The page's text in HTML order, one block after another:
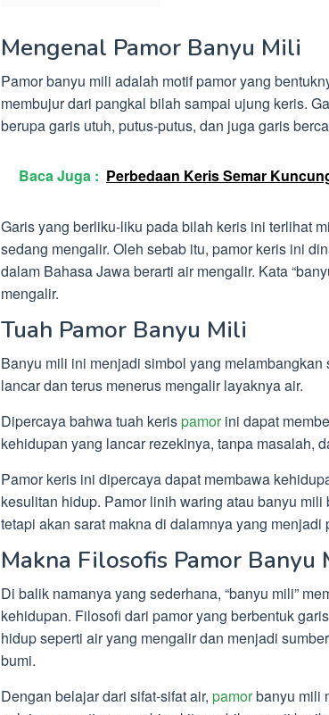
Mengenal Pamor Banyu Mili
Pamor banyu mili adalah motif pamor yang
membujur dari pangkal bilah sampai ujung keris.
berupa garis utuh, putus-putus, dan juga garis
Baca Juga : Perbedaan Keris Semar
Garis yang berliku-liku pada bilah keris ini terlihat
sedang mengalir. Oleh sebab itu, pamor keris ini
dalam Bahasa Jawa berarti air mengalir. Kata
mengalir.
Tuah Pamor Banyu Mili
Banyu mili ini menjadi simbol yang
lancar dan terus menerus mengalir layaknya air.
Dipercaya bahwa tuah kerispamorini dapat
kehidupan yang lancar rezekinya, tanpa masalah,
Pamor keris ini dipercaya dapat membawa
kesulitan hidup. Pamor linih waring atau banyu
tetapi akan sarat makna di dalamnya yang
Makna Filosofis Pamor Banyu
Di balik namanya yang sederhana, “banyu mili”
kehidupan. Filosofi dari pamor yang berbentuk
hidup seperti air yang mengalir dan menjadi
bumi.
Dengan belajar dari sifat-sifat air, pamorbanyu mili